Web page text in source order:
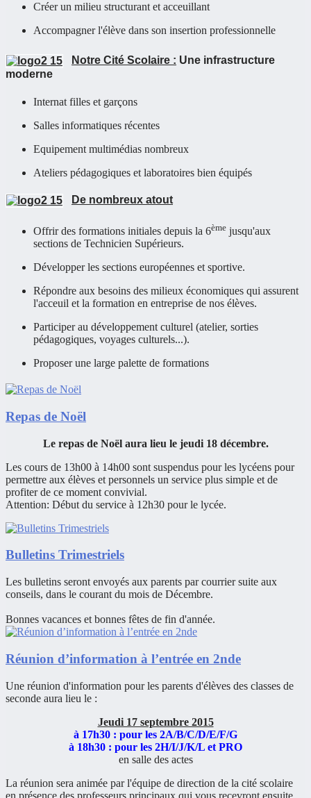
Créer un milieu structurant et acceuillant
Accompagner l'élève dans son insertion professionnelle
Notre Cité Scolaire : Une infrastructure
moderne
Internat filles et garçons
Salles informatiques récentes
Equipement multimédias nombreux
Ateliers pédagogiques et laboratoires bien équipés
De nombreux atout
Offrir des formations initiales depuis la 6ème jusqu'aux
sections de Technicien Supérieurs.
Développer les sections européennes et sportive.
Répondre aux besoins des milieux économiques qui assurent
l'acceuil et la formation en entreprise de nos élèves.
Participer au développement culturel (atelier, sorties
pédagogiques, voyages culturels...).
Proposer une large palette de formations
Repas de Noël
Le repas de Noël aura lieu le jeudi 18 décembre.
Les cours de 13h00 à 14h00 sont suspendus pour les lycéens pour
permettre aux élèves et personnels un service plus simple et de
profiter de ce moment convivial.
Attention: Début du service à 12h30 pour le lycée.
Bulletins Trimestriels
Les bulletins seront envoyés aux parents par courrier suite aux
conseils, dans le courant du mois de Décembre.
Bonnes vacances et bonnes fêtes de fin d'année.
Réunion d’information à l’entrée en 2nde
Une réunion d'information pour les parents d'élèves des classes de
seconde aura lieu le :
Jeudi 17 septembre 2015
à 17h30 : pour les 2A/B/C/D/E/F/G
à 18h30 : pour les 2H/I/J/K/L et PRO
en salle des actes
La réunion sera animée par l'équipe de direction de la cité scolaire
en présence des professeurs principaux qui vous recevront ensuite